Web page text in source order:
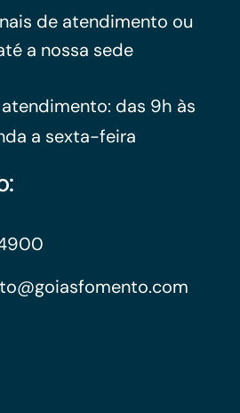
de atendimento ou
a nossa sede
das 9h às
a sexta-feira